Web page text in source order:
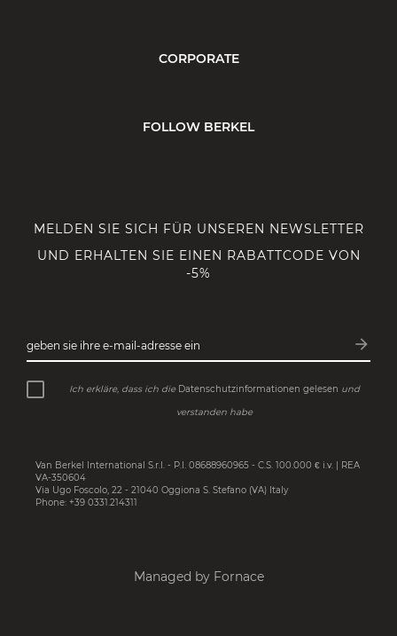
CORPORATE
FOLLOW BERKEL
MELDEN SIE SICH FÜR UNSEREN NEWSLETTER
UND ERHALTEN SIE EINEN RABATTCODE VON
-5%
geben sie ihre e-mail-adresse ein arrow_forward
Ich erkläre, dass ich die Datenschutzinformationen gelesen und
verstanden habe
Van Berkel International S.r.l. - P.I. 08688960965 - C.S. 100.000 € i.v. | REA
VA-350604
Via Ugo Foscolo, 22 - 21040 Oggiona S. Stefano (VA) Italy
Phone: +39 0331.214311
Managed by Fornace